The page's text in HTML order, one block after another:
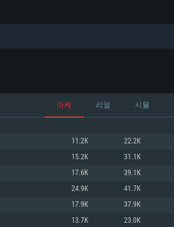
시스템 요구사항
아케 리얼 시뮬
11.2K 22.2K
15.2K 31.1K
17.6K 39.1K
24.9K 41.7K
17.9K 37.9K
13.7K 23.0K